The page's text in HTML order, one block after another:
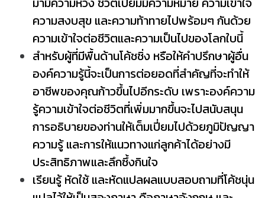
ความสงบสุข และความท้าทายไปพร้อมๆ กันด้วย
ความเข้าใจต่อชีวิตและความเป็นไปของโลกใบนี้
สำหรับผู้ที่มีพื้นด้านโค้ชชิ่ง หรือให้คำปรึกษาผู้อื่น
องค์ความรู้นี้จะเป็นการต่อยอดที่สำคัญที่จะทำให้
อาชีพของคุณก้าวขึ้นไปอีกระดับ เพราะองค์ความ
รู้ความเข้าใจต่อชีวิตที่เพิ่มมากขึ้นจะไปสนับสนุน
การอธิบายของท่านให้เต็มเปี่ยมไปด้วยภูมิปัญญา
ความรู้ และการให้แนวทางแก่ลูกค้าได้อย่างมี
ประสิทธิภาพและลึกซึ้งกินใจ
เรียนรู้ หัดใช้ และหัดแปลผลแบบสอบถามที่โค้ชนุ่น